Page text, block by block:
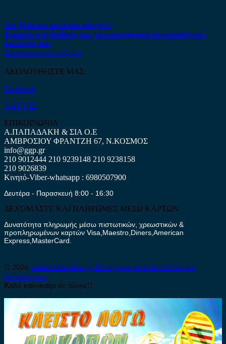
Δεν βρήκατε αυτό που ψάχνετε;
Είμαστε στη διάθεση σας να απαντήσουμε σε οποιαδήποτε
ερώτηση σας.
Επικοινωνήστε μαζί μας
ΑΚΟΛΟΥΘΗΣΤΕ ΜΑΣ
Facebook
ΧΑΡΤΗΣ
ΕΠΙΚΟΙΝΩΝΙΑ
Α.ΠΑΠΑΔΑΚΗ & ΣΙΑ Ο.Ε
ΑΜΒΡΟΣΙΟΥ ΦΡΑΝΤΖΗ 67, Ν.ΚΟΣΜΟΣ
info@ggp.gr
210 9012444 210 9239148 210 9238158
210 9026839
Κινητό-Viber-whatsapp : 6980507900
Δευτέρα - Παρασκευή 8:00 - 16:30
ΔΕΧΟΜΑΣΤΕ ΚΑΙ ΠΛΗΡΩΜΕΣ ΜΕΣΩ ΚΑΡΤΩΝ
Δυνατότητα πληρωμής μέσω πιστωτικών, χρεωστικών &
προπληρωμένων καρτών Visa,Maestro,Diners,American
Express,MasterCard.
© 2026 antalaktikaonline.grΜεταχειρισμένα Ανταλλακτικά
Αυτοκινήτων
Καλό καλοκαίρι σε όλους!!